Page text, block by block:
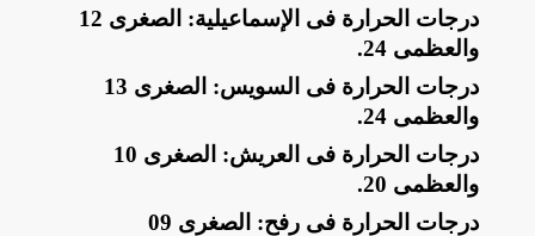
​درجات الحرارة فى الإسماعيلية: الصغرى 12
والعظمى 24
.
​درجات الحرارة فى السويس: الصغرى 13
والعظمى 24
.
​درجات الحرارة فى العريش: الصغرى 10
والعظمى 20
.
​درجات الحرارة فى رفح: الصغرى 09